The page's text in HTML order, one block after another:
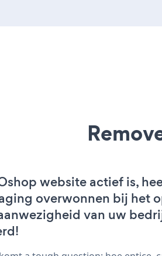
website actief is,
overwonnen bij het
van uw